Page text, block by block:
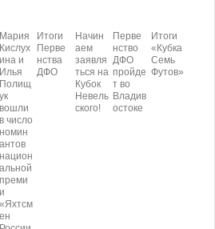
Мария
Кислух
ина и
Илья
Полищ
ук
вошли
в число
номин
антов
национ
альной
преми
и
«Яхтсм
ен
Итоги
Перве
нства
ДФО
Начин
аем
заявля
ться на
Кубок
Невель
ского!
Перве
нство
ДФО
пройде
т во
Владив
остоке
Итоги
«Кубка
Семь
Футов»